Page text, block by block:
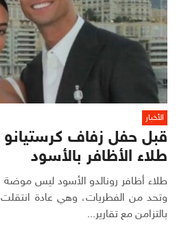
الأخبار
قبل حفل زفاف كرستيانو
طلاء الأظافر بالأسود
طلاء أظافر رونالدو الأسود ليس
وتحد من الفطريات، وهي عادة انتقلت
بالتزامن مع تقارير...